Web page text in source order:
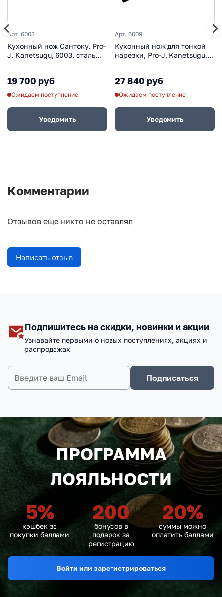
Арт. 6003
Кухонный нож Сантоку, Pro-
J, Kanetsugu, 6003, сталь
19 700 руб
Ожидаем поступление
Уведомить
Арт. 6009
Кухонный нож для тонкой
нарезки, Pro-J, Kanetsugu,
27 840 руб
Ожидаем поступление
Уведомить
Комментарии
Отзывов еще никто не оставлял
Написать отзыв
Подпишитесь на скидки, новинки и акции
Узнавайте первыми о новых поступлениях, акциях и
распродажах
Подписаться
ПРОГРАММА
ЛОЯЛЬНОСТИ
5%
кэшбек за
покупки баллами
200
бонусов в
подарок за
регистрацию
20%
суммы можно
оплатить баллами
Войти или зарегистрироваться